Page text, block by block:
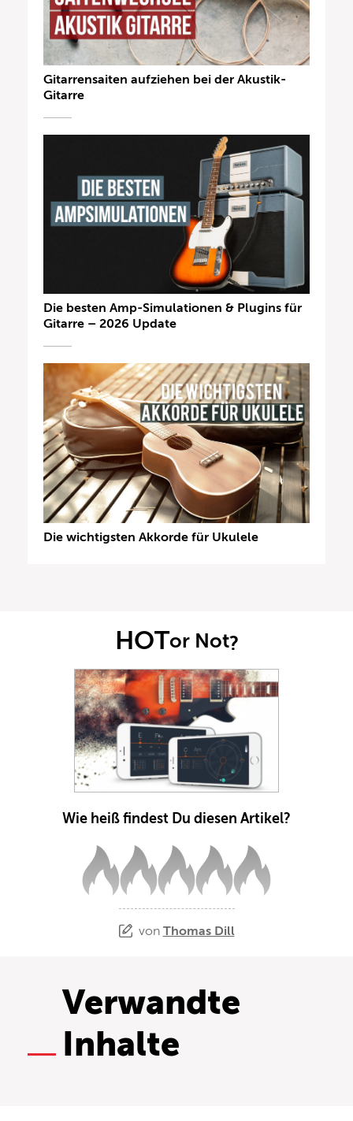
Gitarrensaiten aufziehen bei der Akustik-
Gitarre
Die besten Amp-Simulationen & Plugins für
Gitarre – 2026 Update
Die wichtigsten Akkorde für Ukulele
HOTor Not?
Wie heiß findest Du diesen Artikel?
von Thomas Dill
Verwandte
Inhalte